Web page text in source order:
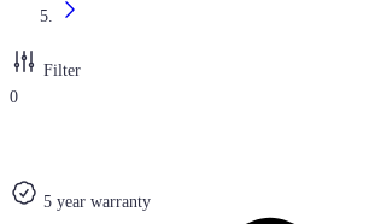
Filter
0
5 year warranty